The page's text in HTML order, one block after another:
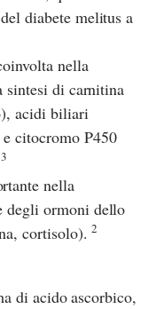
diabete melitus a
nella
sintesi di carnitina
acidi biliari
citocromo P450
3
nella
degli ormoni dello
cortisolo).2
di acido ascorbico,